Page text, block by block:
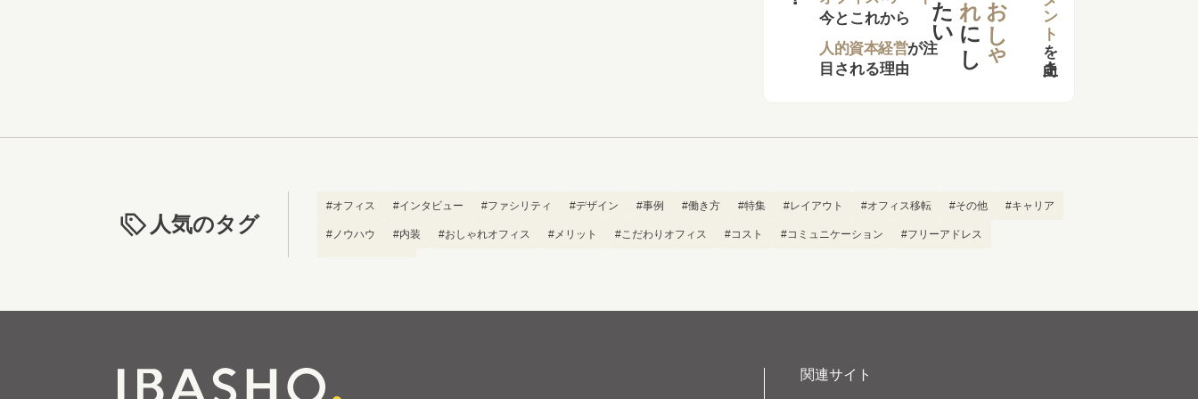
今とこれから
人的資本経営が注
目される理由
お
し
ゃ
に
し
た
い
を
向上さ
た
人気のタグ
#オフィス #インタビュー #ファシリティ #デザイン #事例 #働き方 #特集 #レイアウト #オフィス移転 #その他 #キャリア
#ノウハウ #内装 #おしゃれオフィス #メリット #こだわりオフィス #コスト #コミュニケーション #フリーアドレス
関連サイト